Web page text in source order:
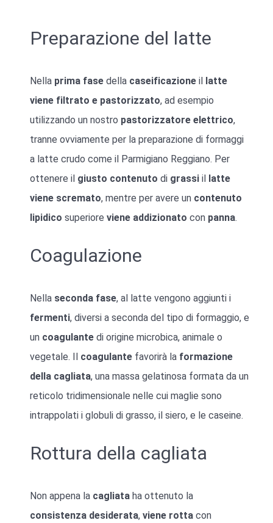
Preparazione del latte
Nella prima fase della caseificazione il latte
viene filtrato e pastorizzato, ad esempio
utilizzando un nostro pastorizzatore elettrico,
tranne ovviamente per la preparazione di formaggi
a latte crudo come il Parmigiano Reggiano. Per
ottenere il giusto contenuto di grassi il latte
viene scremato, mentre per avere un contenuto
lipidico superiore viene addizionato con panna.
Coagulazione
Nella seconda fase, al latte vengono aggiunti i
fermenti, diversi a seconda del tipo di formaggio, e
un coagulante di origine microbica, animale o
vegetale. Il coagulante favorirà la formazione
della cagliata, una massa gelatinosa formata da un
reticolo tridimensionale nelle cui maglie sono
intrappolati i globuli di grasso, il siero, e le caseine.
Rottura della cagliata
Non appena la cagliata ha ottenuto la
consistenza desiderata, viene rotta con